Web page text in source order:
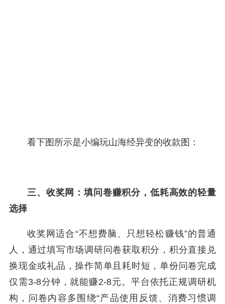
看下图所示是小编玩山海经异变的收款图：
三、收奖网：填问卷赚积分，低耗高效的轻量
选择
收奖网适合“不想费脑、只想轻松赚钱”的普通
人，通过填写市场调研问卷获取积分，积分直接兑
换现金或礼品，操作简单且耗时短，单份问卷完成
仅需3-8分钟，就能赚2-8元。平台依托正规调研机
构，问卷内容多围绕“产品使用反馈、消费习惯调